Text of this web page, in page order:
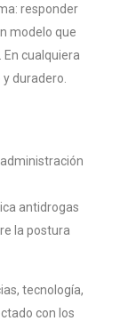
responder
modelo que
cualquiera
duradero.
antidrogas
la postura
tecnología,
con los